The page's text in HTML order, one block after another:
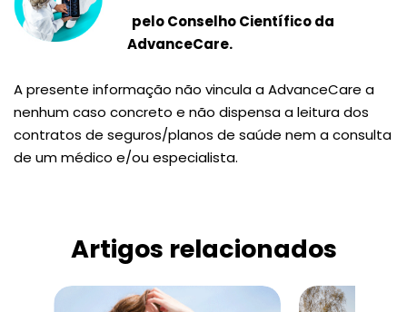
pelo Conselho Científico da
AdvanceCare.
A presente informação não vincula a AdvanceCare a
nenhum caso concreto e não dispensa a leitura dos
contratos de seguros/planos de saúde nem a consulta
de um médico e/ou especialista.
Artigos relacionados